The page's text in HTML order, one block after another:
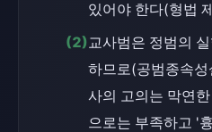
있어야 한다(형법
(2)교사범은 정범의
하므로(공범종속성
사의 고의는 막연
으로는 부족하고 '